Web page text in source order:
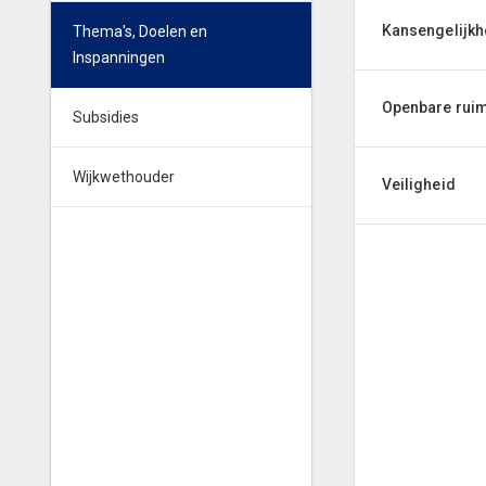
Thema's, Doelen en
Inspanningen
Subsidies
Wijkwethouder
Openbare
Veiligheid